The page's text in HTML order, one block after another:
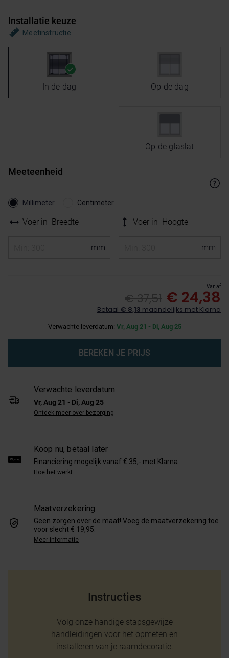
Meeteenheid
Millimeter Centimeter
Voer in Breedte Voer in Hoogte
Installatie keuze
Meetinstructie
In de dag Op de dag
Op de glaslat
Vanaf
€ 37,51 € 24,38
Betaal € 8,13 maandelijks met Klarna
Verwachte leverdatum: Vr, Aug 21 - Di, Aug 25
BEREKEN JE PRIJS
Verwachte leverdatum
Vr, Aug 21 - Di, Aug 25
Ontdek meer over bezorging
Koop nu, betaal later
Financiering mogelijk vanaf € 35,- met Klarna
Hoe het werkt
Maatverzekering
Geen zorgen over de maat! Voeg de maatverzekering toe
voor slecht € 19,95.
Meer informatie
Instructies
Volg onze handige stapsgewijze
handleidingen voor het opmeten en
installeren van je raamdecoratie.